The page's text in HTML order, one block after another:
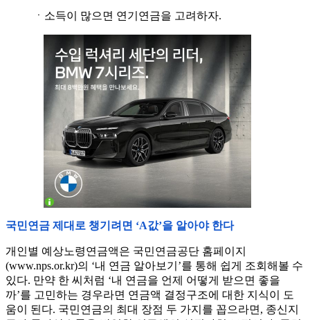
ㆍ소득이 많으면 연기연금을 고려하자.
국민연금 제대로 챙기려면 ‘A값’을 알아야 한다
개인별 예상노령연금액은 국민연금공단 홈페이지
(www.nps.or.kr)의 ‘내 연금 알아보기’를 통해 쉽게 조회해볼 수
있다. 만약 한 씨처럼 ‘내 연금을 언제 어떻게 받으면 좋을
까’를 고민하는 경우라면 연금액 결정구조에 대한 지식이 도
움이 된다. 국민연금의 최대 장점 두 가지를 꼽으라면, 종신지